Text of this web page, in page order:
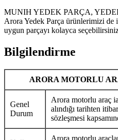
MUNIH YEDEK PARÇA,
Arora Yedek Parça ürünlerimizi de
uygun parçayı kolayca
Bilgilendirme
ARORA MOTORLU
Genel
Durum
Arora motorlu araç
alındığı tarihten
sözleşmesi